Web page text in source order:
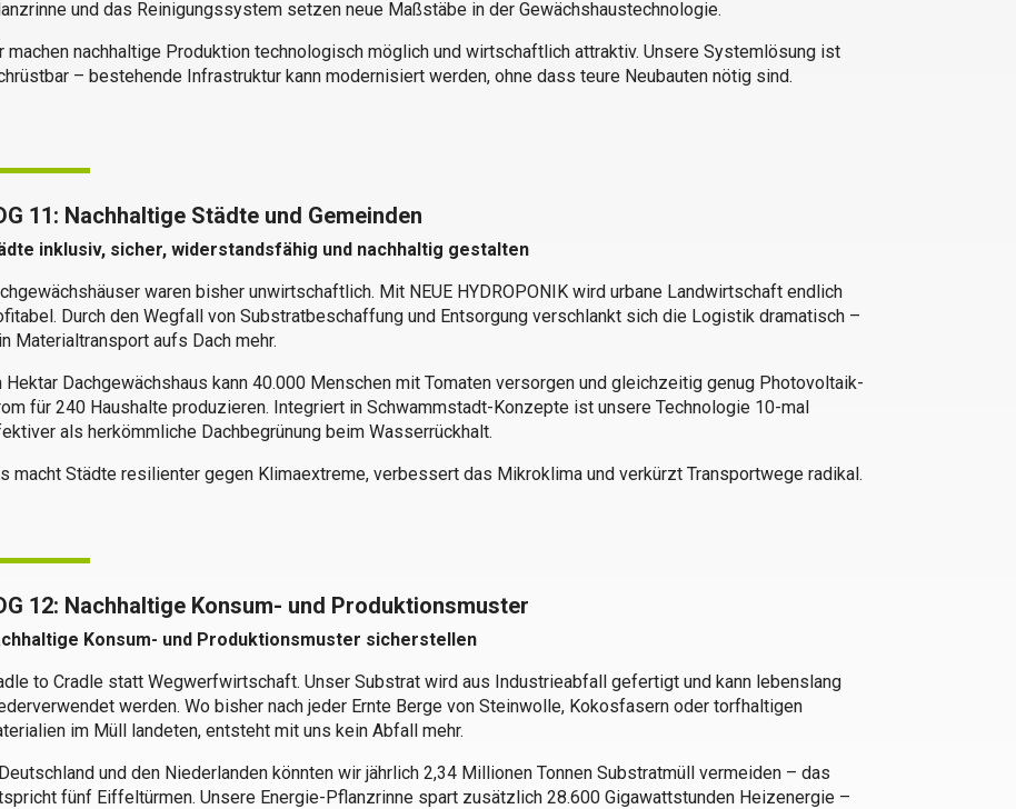
und das Reinigungssystem setzen neue Maßstäbe in der Gewächshaustechnologie.
machen nachhaltige Produktion technologisch möglich und wirtschaftlich attraktiv. Unsere Systemlösung ist
– bestehende Infrastruktur kann modernisiert werden, ohne dass teure Neubauten nötig sind.
11: Nachhaltige Städte und Gemeinden
inklusiv, sicher, widerstandsfähig und nachhaltig gestalten
waren bisher unwirtschaftlich. Mit NEUE HYDROPONIK wird urbane Landwirtschaft endlich
Durch den Wegfall von Substratbeschaffung und Entsorgung verschlankt sich die Logistik dramatisch –
Materialtransport aufs Dach mehr.
Hektar Dachgewächshaus kann 40.000 Menschen mit Tomaten versorgen und gleichzeitig genug Photovoltaik-
für 240 Haushalte produzieren. Integriert in Schwammstadt-Konzepte ist unsere Technologie 10-mal
als herkömmliche Dachbegrünung beim Wasserrückhalt.
macht Städte resilienter gegen Klimaextreme, verbessert das Mikroklima und verkürzt Transportwege radikal.
12: Nachhaltige Konsum- und Produktionsmuster
Konsum- und Produktionsmuster sicherstellen
to Cradle statt Wegwerfwirtschaft. Unser Substrat wird aus Industrieabfall gefertigt und kann lebenslang
werden. Wo bisher nach jeder Ernte Berge von Steinwolle, Kokosfasern oder torfhaltigen
im Müll landeten, entsteht mit uns kein Abfall mehr.
und den Niederlanden könnten wir jährlich 2,34 Millionen Tonnen Substratmüll vermeiden – das
fünf Eiffeltürmen. Unsere Energie-Pflanzrinne spart zusätzlich 28.600 Gigawattstunden Heizenergie –